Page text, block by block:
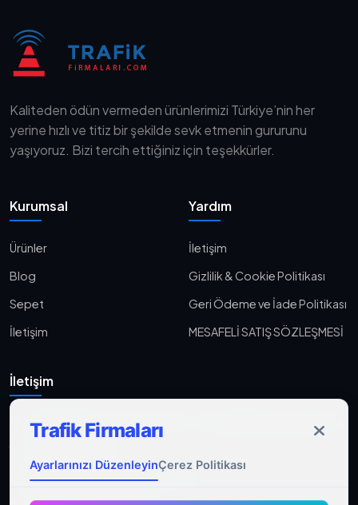
Kaliteden ödün vermeden ürünlerimizi Türkiye’nin her
yerine hızlı ve titiz bir şekilde sevk etmenin gururunu
yaşıyoruz. Bizi tercih ettiğiniz için teşekkürler.
Kurumsal
Ürünler
Blog
Sepet
İletişim
Yardım
İletişim
Gizlilik & Cookie Politikası
Geri Ödeme ve İade Politikası
MESAFELİ SATIŞ SÖZLEŞMESİ
İletişim
Aşağı Eğlence, Fener Yolu Sk. 2-18, 06010 Keçiören/Ankara
ahmet@gocmenasfaltyol.com.tr
Trafik Firmaları
Ayarlarınızı DüzenleyinÇerez Politikası